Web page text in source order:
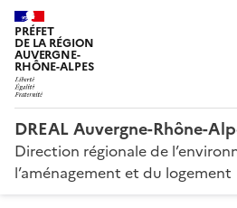
PRÉFET
DE LA RÉGION
AUVERGNE-
RHÔNE-ALPES
DREAL Auvergne-Rhône-
Direction régionale de
l’aménagement et du logement